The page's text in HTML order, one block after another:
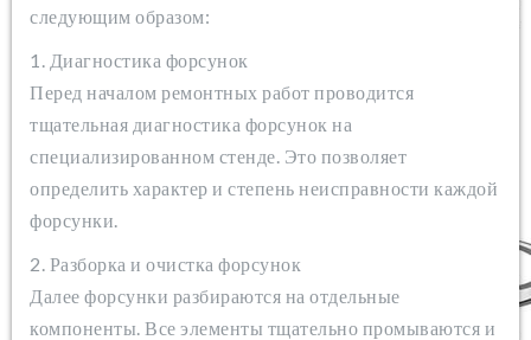
следующим образом:
1. Диагностика форсунок
Перед началом ремонтных работ проводится
тщательная диагностика форсунок на
специализированном стенде. Это позволяет
определить характер и степень неисправности каждой
форсунки.
2. Разборка и очистка форсунок
Далее форсунки разбираются на отдельные
компоненты. Все элементы тщательно промываются и